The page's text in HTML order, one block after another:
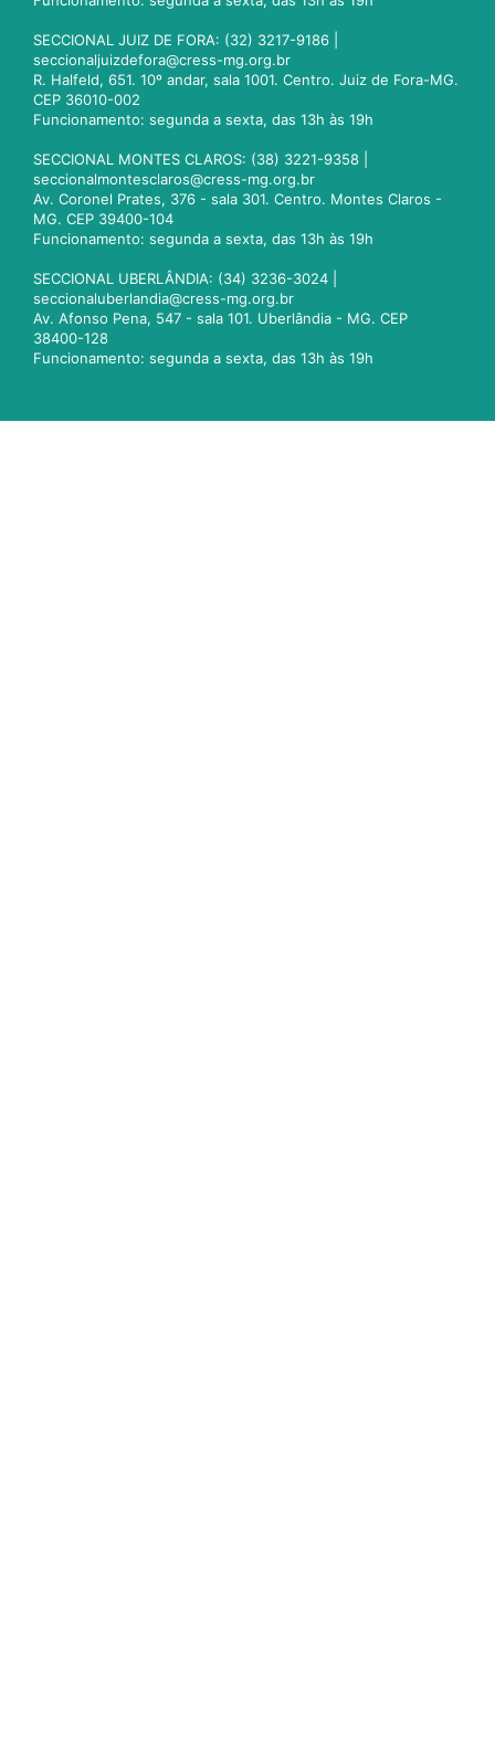
SECCIONAL JUIZ DE FORA: (32) 3217-9186 |
seccionaljuizdefora@cress-mg.org.br
R. Halfeld, 651. 10º andar, sala 1001. Centro. Juiz de Fora-MG.
CEP 36010-002
Funcionamento: segunda a sexta, das 13h às 19h
SECCIONAL MONTES CLAROS: (38) 3221-9358 |
seccionalmontesclaros@cress-mg.org.br
Av. Coronel Prates, 376 - sala 301. Centro. Montes Claros -
MG. CEP 39400-104
Funcionamento: segunda a sexta, das 13h às 19h
SECCIONAL UBERLÂNDIA: (34) 3236-3024 |
seccionaluberlandia@cress-mg.org.br
Av. Afonso Pena, 547 - sala 101. Uberlândia - MG. CEP
38400-128
Funcionamento: segunda a sexta, das 13h às 19h